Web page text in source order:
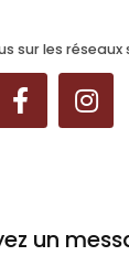
sur les réseaux
un